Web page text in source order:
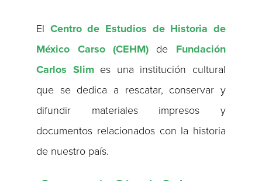
El Centro de Estudios de Historia de
México Carso (CEHM) de Fundación
Carlos Slimes una institución cultural
que se dedica a rescatar, conservar y
difundir materiales impresos y
documentos relacionados con la historia
de nuestro país.